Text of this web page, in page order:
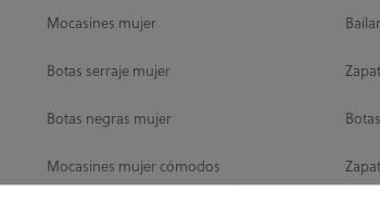
Mocasines mujer
Botas serraje mujer
Botas negras mujer
Mocasines mujer cómodos